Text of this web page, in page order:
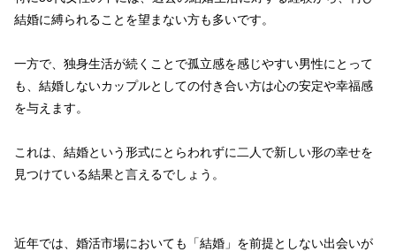
結婚に縛られることを望まない方も多いです。
一方で、独身生活が続くことで孤立感を感じやすい男性にとって
も、結婚しないカップルとしての付き合い方は心の安定や幸福感
を与えます。
これは、結婚という形式にとらわれずに二人で新しい形の幸せを
見つけている結果と言えるでしょう。
近年では、婚活市場においても「結婚」を前提としない出会いが